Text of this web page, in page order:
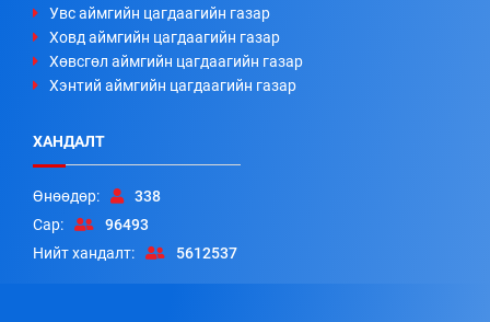
Увс аймгийн цагдаагийн газар
Ховд аймгийн цагдаагийн газар
Хөвсгөл аймгийн цагдаагийн газар
Хэнтий аймгийн цагдаагийн газар
ХАНДАЛТ
Өнөөдөр:
338
Сар:
96493
Нийт хандалт:
5612537